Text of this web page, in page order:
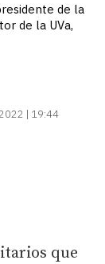
de la
de la UVa,
| 19:44
que